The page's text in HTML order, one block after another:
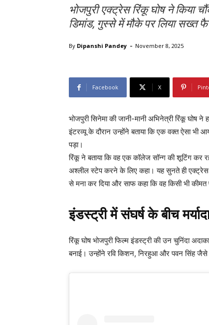
भोजपुरी एक्ट्रेस रिंकू घोष ने किया
डिमांड, गुस्से में मौके पर लिया सख्त
By Dipanshi Pandey - November 8, 2025
Facebook X
भोजपुरी सिनेमा की जानी-मानी अभिनेत्री रिंकू घोष
इंटरव्यू के दौरान उन्होंने बताया कि एक वक्त ऐसा भी
पड़ा।
रिंकू ने बताया कि वह एक कॉलेज सॉन्ग की शूटिंग
अश्लील स्टेप करने के लिए कहा। यह सुनते ही एक्ट्रेस
से मना कर दिया और साफ कहा कि वह किसी भी कीमत
इंडस्ट्री में संघर्ष के बीच
रिंकू घोष भोजपुरी फिल्म इंडस्ट्री की उन चुनिंदा
बनाई। उन्होंने रवि किशन, निरहुआ और पवन सिंह